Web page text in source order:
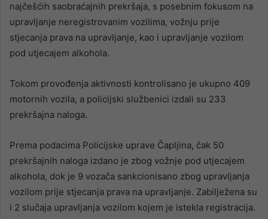
najčešćih saobraćajnih prekršaja, s posebnim fokusom na
upravljanje neregistrovanim vozilima, vožnju prije
stjecanja prava na upravljanje, kao i upravljanje vozilom
pod utjecajem alkohola.
Tokom provođenja aktivnosti kontrolisano je ukupno 409
motornih vozila, a policijski službenici izdali su 233
prekršajna naloga.
Prema podacima Policijske uprave Čapljina, čak 50
prekršajnih naloga izdano je zbog vožnje pod utjecajem
alkohola, dok je 9 vozača sankcionisano zbog upravljanja
vozilom prije stjecanja prava na upravljanje. Zabilježena su
i 2 slučaja upravljanja vozilom kojem je istekla registracija.